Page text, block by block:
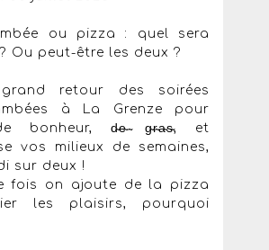
ou pizza : quel sera
Ou peut-être les deux ?
retour des soirées
à La Grenze pour
bonheur, d̴e̴ ̴g̴r̴a̴s̴, et
vos milieux de semaines,
sur deux !
fois on ajoute de la pizza
les plaisirs, pourquoi